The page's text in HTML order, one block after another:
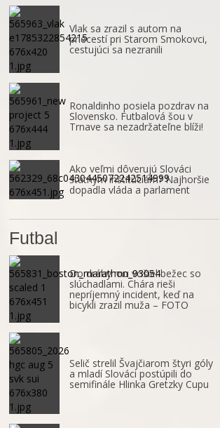
Vlak sa zrazil s autom na
priecestí pri Starom Smokovci,
cestujúci sa nezranili
Ronaldinho posiela pozdrav na
Slovensko. Futbalová šou v
Trnave sa nezadržateľne blíži!
Ako veľmi dôverujú Slováci
štátnym inštitúciám? Najhoršie
dopadla vláda a parlament
Futbal
Do dráhy mu vošiel bežec so
slúchadlami. Chára rieši
nepríjemný incident, keď na
bicykli zrazil muža – FOTO
Selič strelil Švajčiarom štyri góly
a mladí Slováci postúpili do
semifinále Hlinka Gretzky Cupu